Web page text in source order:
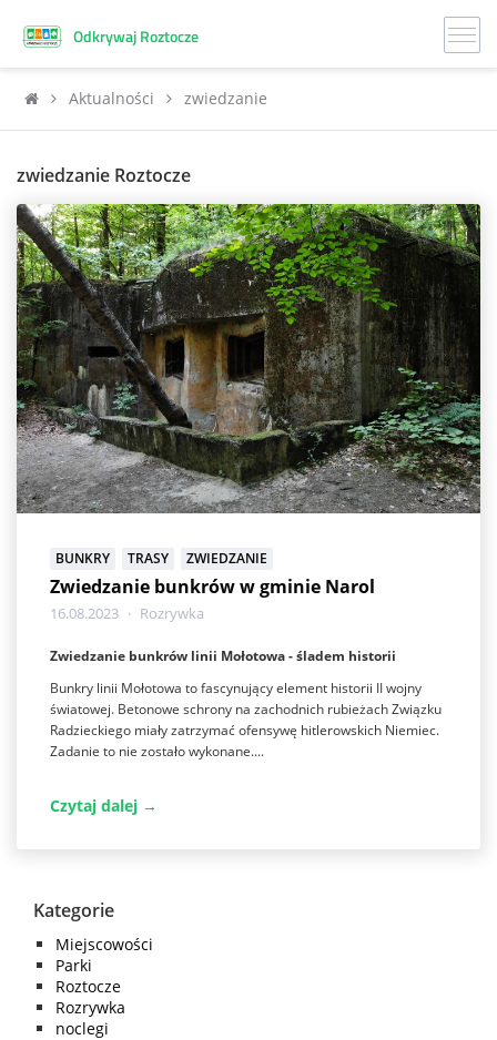
Odkrywaj Roztocze
Aktualności zwiedzanie
zwiedzanie Roztocze
BUNKRY TRASY ZWIEDZANIE
Zwiedzanie bunkrów w gminie Narol
16.08.2023 Rozrywka
Zwiedzanie bunkrów linii Mołotowa - śladem historii
Bunkry linii Mołotowa to fascynujący element historii II wojny
światowej. Betonowe schrony na zachodnich rubieżach Związku
Radzieckiego miały zatrzymać ofensywę hitlerowskich Niemiec.
Zadanie to nie zostało wykonane....
Czytaj dalej →
Kategorie
Miejscowości
Parki
Roztocze
Rozrywka
noclegi